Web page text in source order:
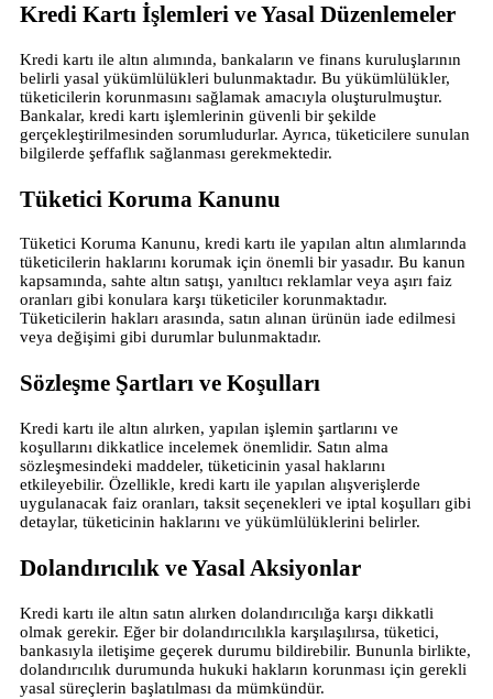
Kredi Kartı İşlemleri ve Yasal Düzenlemeler
Kredi kartı ile altın alımında, bankaların ve finans kuruluşlarının
belirli yasal yükümlülükleri bulunmaktadır. Bu yükümlülükler,
tüketicilerin korunmasını sağlamak amacıyla oluşturulmuştur.
Bankalar, kredi kartı işlemlerinin güvenli bir şekilde
gerçekleştirilmesinden sorumludurlar. Ayrıca, tüketicilere sunulan
bilgilerde şeffaflık sağlanması gerekmektedir.
Tüketici Koruma Kanunu
Tüketici Koruma Kanunu, kredi kartı ile yapılan altın alımlarında
tüketicilerin haklarını korumak için önemli bir yasadır. Bu kanun
kapsamında, sahte altın satışı, yanıltıcı reklamlar veya aşırı faiz
oranları gibi konulara karşı tüketiciler korunmaktadır.
Tüketicilerin hakları arasında, satın alınan ürünün iade edilmesi
veya değişimi gibi durumlar bulunmaktadır.
Sözleşme Şartları ve Koşulları
Kredi kartı ile altın alırken, yapılan işlemin şartlarını ve
koşullarını dikkatlice incelemek önemlidir. Satın alma
sözleşmesindeki maddeler, tüketicinin yasal haklarını
etkileyebilir. Özellikle, kredi kartı ile yapılan alışverişlerde
uygulanacak faiz oranları, taksit seçenekleri ve iptal koşulları gibi
detaylar, tüketicinin haklarını ve yükümlülüklerini belirler.
Dolandırıcılık ve Yasal Aksiyonlar
Kredi kartı ile altın satın alırken dolandırıcılığa karşı dikkatli
olmak gerekir. Eğer bir dolandırıcılıkla karşılaşılırsa, tüketici,
bankasıyla iletişime geçerek durumu bildirebilir. Bununla birlikte,
dolandırıcılık durumunda hukuki hakların korunması için gerekli
yasal süreçlerin başlatılması da mümkündür.